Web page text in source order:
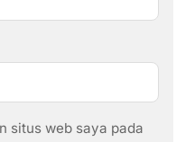
situs web saya pada